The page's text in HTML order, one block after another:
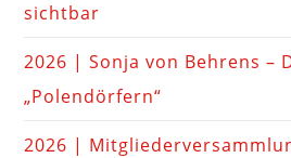
sichtbar
2026 | Sonja von Behrens –
„Polendörfern“
2026 |